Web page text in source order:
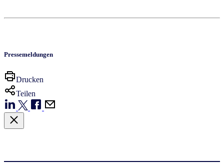
Pressemeldungen
Drucken
Teilen